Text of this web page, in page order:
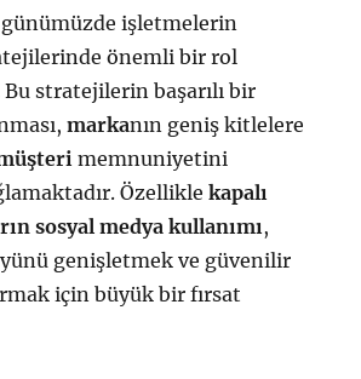
işletmelerin
önemli bir rol
stratejilerin başarılı bir
markanın geniş kitlelere
memnuniyetini
Özelliklekapalı
sosyal medya kullanımı,
genişletmek ve güvenilir
için büyük bir fırsat